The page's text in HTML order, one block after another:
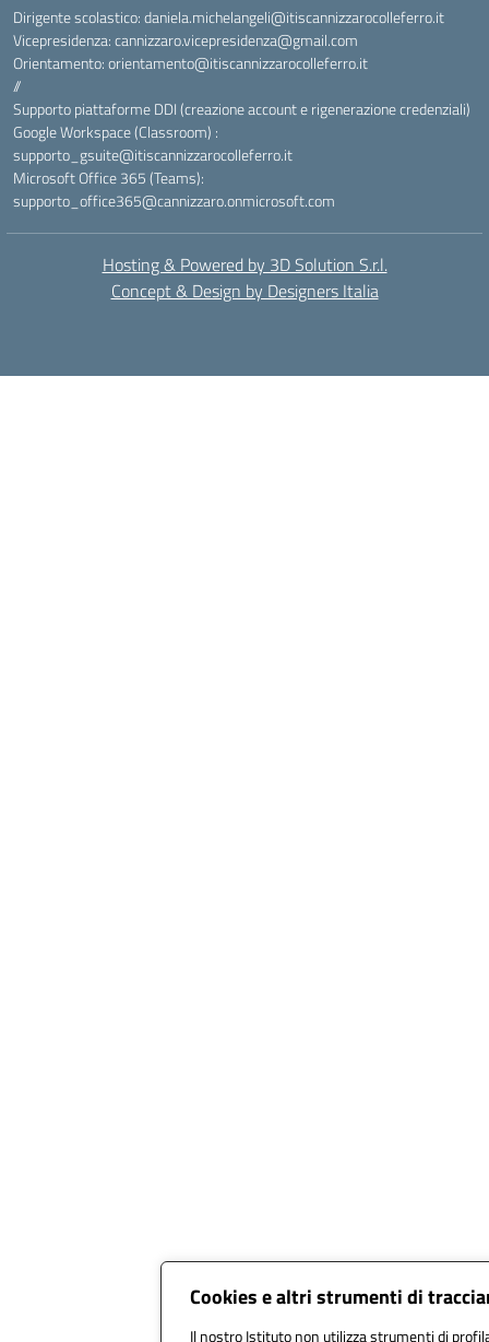
Cookies e altri strumenti di
Il nostro Istituto non utilizza strumenti di
Dirigente scolastico: daniela.michelangeli@itiscannizzarocolleferro.it
Vicepresidenza: cannizzaro.vicepresidenza@gmail.com
Orientamento: orientamento@itiscannizzarocolleferro.it
//
Supporto piattaforme DDI (creazione account e rigenerazione credenziali)
Google Workspace (Classroom) :
supporto_gsuite@itiscannizzarocolleferro.it
Microsoft Office 365 (Teams):
supporto_office365@cannizzaro.onmicrosoft.com
Hosting & Powered by 3D Solution S.r.l.
Concept & Design by Designers Italia